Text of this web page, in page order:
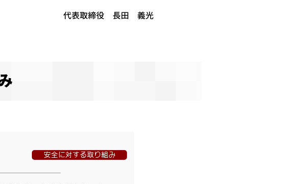
代表取締役 長田 義光
安全に対する取り組み